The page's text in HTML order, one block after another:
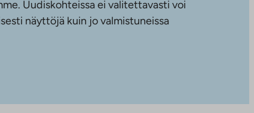
Uudiskohteissa ei valitettavasti voi
näyttöjä kuin jo valmistuneissa